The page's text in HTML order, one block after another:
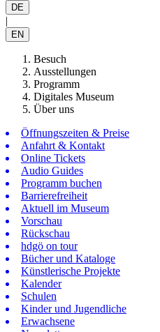
DE
|
EN
Besuch
Ausstellungen
Programm
Digitales Museum
Über uns
Öffnungszeiten & Preise
Anfahrt & Kontakt
Online Tickets
Audio Guides
Programm buchen
Barrierefreiheit
Aktuell im Museum
Vorschau
Rückschau
hdgö on tour
Bücher und Kataloge
Künstlerische Projekte
Kalender
Schulen
Kinder und Jugendliche
Erwachsene